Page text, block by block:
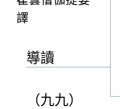
譯
導讀
（九九）